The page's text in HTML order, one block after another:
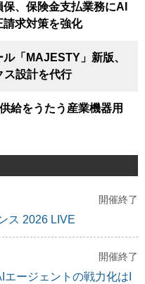
、保険金支払業務にAI
求対策を強化
「MAJESTY」新版、
ス設計を代行
給をうたう産業機器用
開催終了
ス 2026 LIVE
開催終了
エージェントの戦力化はI